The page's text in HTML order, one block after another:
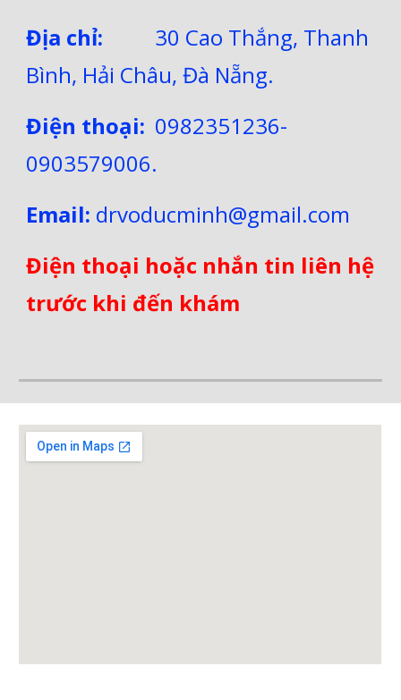
Địa chỉ:
30 Cao Thắng, Thanh
Bình, Hải Châu, Đà Nẵng.
Điện thoại: 0982351236-
0903579006.
Email: drvoducminh@gmail.com
Điện thoại hoặc nhắn tin liên hệ
trước khi đến khám